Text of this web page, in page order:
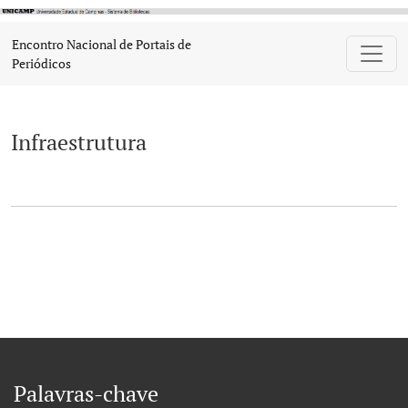
Infraestrutura
Encontro Nacional de Portais de
Periódicos
Infraestrutura
Palavras-chave